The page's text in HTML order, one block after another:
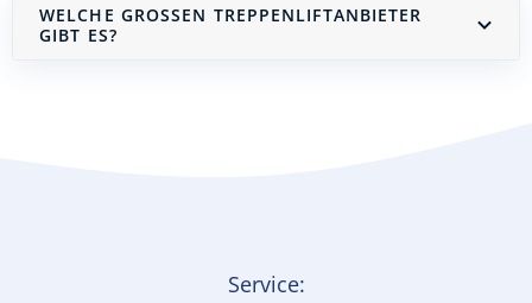
WELCHE GROSSEN TREPPENLIFTANBIETER G
IBT ES?
Service: